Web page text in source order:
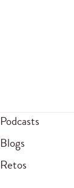
Podcasts
Blogs
Retos